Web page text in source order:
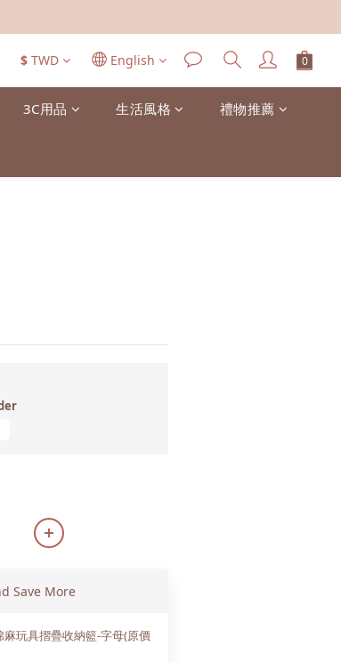
$ TWD English
3C用品 生活風格 禮物推薦
Save More
麻玩具摺疊收納籃-字母(原價